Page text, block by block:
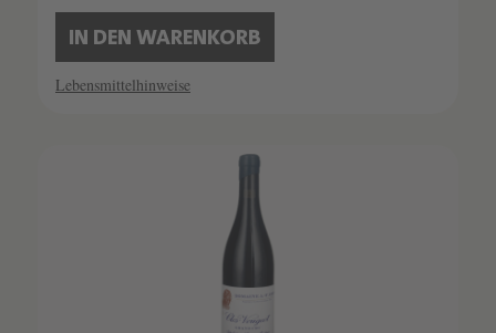
IN DEN WARENKORB
Lebensmittelhinweise